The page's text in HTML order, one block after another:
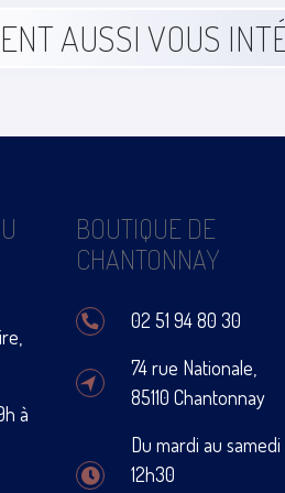
AUSSI VOUS
à
BOUTIQUE DE
CHANTONNAY
02 51 94 80 30
74 rue Nationale,
85110 Chantonnay
Du mardi au
12h30